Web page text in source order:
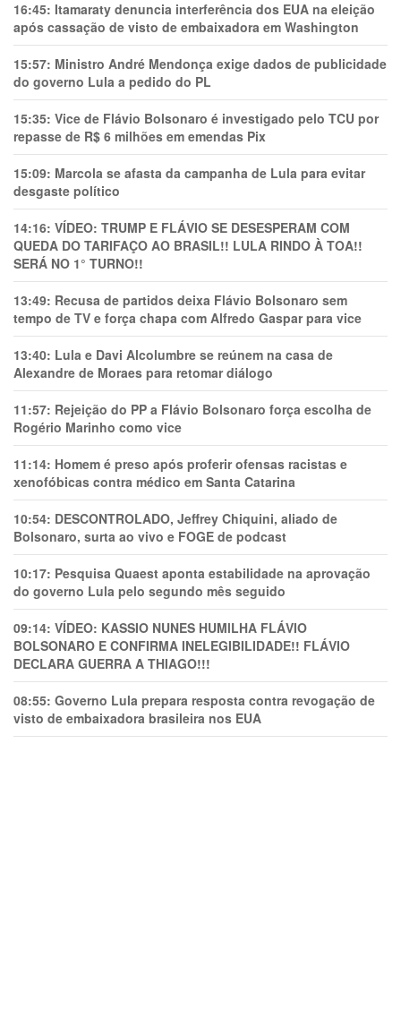
16:45: Itamaraty denuncia interferência dos EUA na eleição
após cassação de visto de embaixadora em Washington
15:57: Ministro André Mendonça exige dados de publicidade
do governo Lula a pedido do PL
15:35: Vice de Flávio Bolsonaro é investigado pelo TCU por
repasse de R$ 6 milhões em emendas Pix
15:09: Marcola se afasta da campanha de Lula para evitar
desgaste político
14:16: VÍDEO: TRUMP E FLÁVIO SE DESESPERAM COM
QUEDA DO TARIFAÇO AO BRASIL!! LULA RINDO À TOA!!
SERÁ NO 1° TURNO!!
13:49: Recusa de partidos deixa Flávio Bolsonaro sem
tempo de TV e força chapa com Alfredo Gaspar para vice
13:40: Lula e Davi Alcolumbre se reúnem na casa de
Alexandre de Moraes para retomar diálogo
11:57: Rejeição do PP a Flávio Bolsonaro força escolha de
Rogério Marinho como vice
11:14: Homem é preso após proferir ofensas racistas e
xenofóbicas contra médico em Santa Catarina
10:54: DESCONTROLADO, Jeffrey Chiquini, aliado de
Bolsonaro, surta ao vivo e FOGE de podcast
10:17: Pesquisa Quaest aponta estabilidade na aprovação
do governo Lula pelo segundo mês seguido
09:14: VÍDEO: KASSIO NUNES HUMlLHA FLÁVIO
BOLSONARO E CONFIRMA INELEGIBILIDADE!! FLÁVIO
DECLARA GUERRA A THIAGO!!!
08:55: Governo Lula prepara resposta contra revogação de
visto de embaixadora brasileira nos EUA